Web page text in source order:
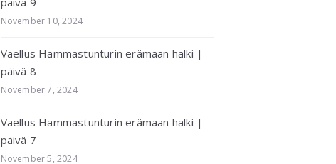
November 10, 2024
Vaellus Hammastunturin erämaan halki |
päivä 8
November 7, 2024
Vaellus Hammastunturin erämaan halki |
päivä 7
November 5, 2024